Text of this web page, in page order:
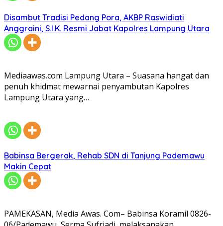
Disambut Tradisi Pedang Pora, AKBP Raswidiati
Anggraini, S.I.K. Resmi Jabat Kapolres Lampung Utara
Mediaawas.com Lampung Utara – Suasana hangat dan
penuh khidmat mewarnai penyambutan Kapolres
Lampung Utara yang…
Babinsa Bergerak, Rehab SDN di Tanjung Pademawu
Makin Cepat
PAMEKASAN, Media Awas. Com– Babinsa Koramil 0826-